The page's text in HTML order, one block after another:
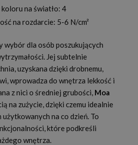
na światło: 4
na rozdarcie: 5-6 N/cm²
wybór dla osób poszukujących
Jej subtelnie
uzyskana dzięki drobnemu,
wprowadza do wnętrza lekkość i
z nici o średniej grubości, Moa
na zużycie, dzięki czemu idealnie
użytkowanych na co dzień. To
które podkreśli
wnętrza.